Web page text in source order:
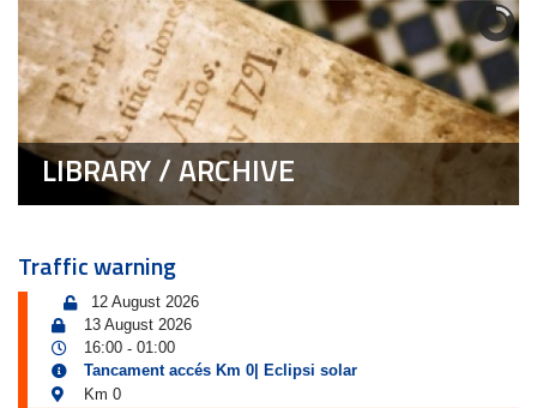
LIBRARY / ARCHIVE
Traffic warning
12 August 2026
13 August 2026
16:00 - 01:00
Tancament accés Km 0| Eclipsi solar
Km 0